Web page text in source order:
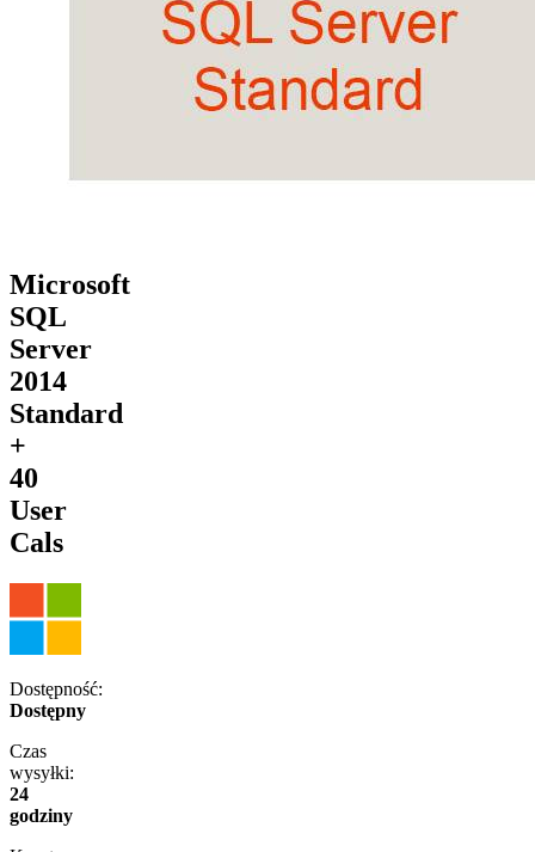
Microsoft
SQL
Server
2014
Standard
+
40
User
Cals
Dostępność:
Dostępny
Czas
wysyłki:
24
godziny